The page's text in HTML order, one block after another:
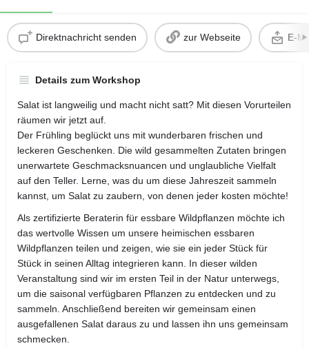
Direktnachricht senden zur Webseite E-
Details zum Workshop
Salat ist langweilig und macht nicht satt? Mit diesen Vorurteilen
räumen wir jetzt auf.
Der Frühling beglückt uns mit wunderbaren frischen und
leckeren Geschenken. Die wild gesammelten Zutaten bringen
unerwartete Geschmacksnuancen und unglaubliche Vielfalt
auf den Teller. Lerne, was du um diese Jahreszeit sammeln
kannst, um Salat zu zaubern, von denen jeder kosten möchte!
Als zertifizierte Beraterin für essbare Wildpflanzen möchte ich
das wertvolle Wissen um unsere heimischen essbaren
Wildpflanzen teilen und zeigen, wie sie ein jeder Stück für
Stück in seinen Alltag integrieren kann. In dieser wilden
Veranstaltung sind wir im ersten Teil in der Natur unterwegs,
um die saisonal verfügbaren Pflanzen zu entdecken und zu
sammeln. Anschließend bereiten wir gemeinsam einen
ausgefallenen Salat daraus zu und lassen ihn uns gemeinsam
schmecken.